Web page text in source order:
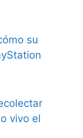
su
vivo el